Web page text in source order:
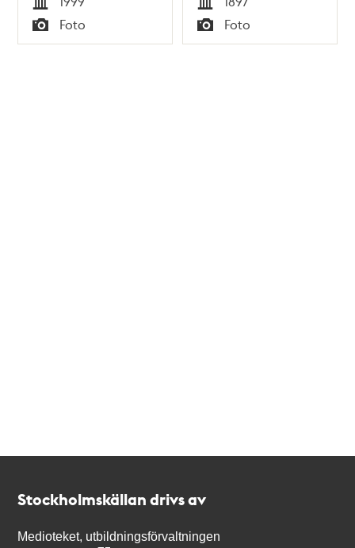
Tid
Typ
Foto Tid
Typ
Foto
Stockholmskällan drivs av
Medioteket, utbildningsförvaltningen